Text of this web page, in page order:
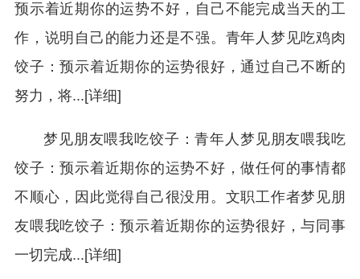
预示着近期你的运势不好，自己不能完成当天的工
作，说明自己的能力还是不强。青年人梦见吃鸡肉
饺子：预示着近期你的运势很好，通过自己不断的
努力，将...[详细]
梦见朋友喂我吃饺子：青年人梦见朋友喂我吃
饺子：预示着近期你的运势不好，做任何的事情都
不顺心，因此觉得自己很没用。文职工作者梦见朋
友喂我吃饺子：预示着近期你的运势很好，与同事
一切完成...[详细]